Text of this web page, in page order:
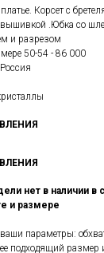
Корсет с
вышивкой .Юбка со
и разрезом
50-54 - 86 000
нет в наличии
и размере
параметры:
подходящий размер